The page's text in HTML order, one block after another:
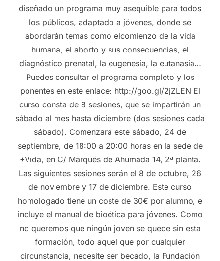
diseñado un programa muy asequible para todos
los públicos, adaptado a jóvenes, donde se
abordarán temas como elcomienzo de la vida
humana, el aborto y sus consecuencias, el
diagnóstico prenatal, la eugenesia, la eutanasia…
Puedes consultar el programa completo y los
ponentes en este enlace: http://goo.gl/2jZLEN El
curso consta de 8 sesiones, que se impartirán un
sábado al mes hasta diciembre (dos sesiones cada
sábado). Comenzará este sábado, 24 de
septiembre, de 18:00 a 20:00 horas en la sede de
+Vida, en C/ Marqués de Ahumada 14, 2ª planta.
Las siguientes sesiones serán el 8 de octubre, 26
de noviembre y 17 de diciembre. Este curso
homologado tiene un coste de 30€ por alumno, e
incluye el manual de bioética para jóvenes. Como
no queremos que ningún joven se quede sin esta
formación, todo aquel que por cualquier
circunstancia, necesite ser becado, la Fundación